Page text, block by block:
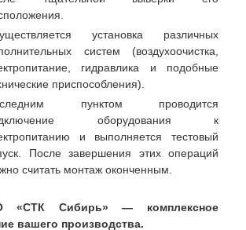
установка различных
систем (воздухоочистка,
гидравлика и подобные
приспособления).
пунктом проводится
оборудования к
и выполняется тестовый
После завершения этих операций
считать монтаж оконченным.
«СТК Сибирь»— комплексное
вашего производства.